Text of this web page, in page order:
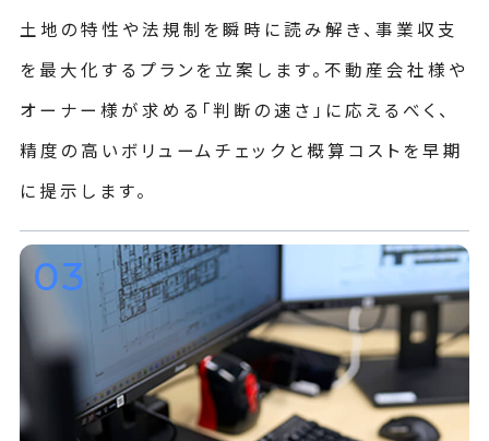
土地の特性や法規制を瞬時に読み解き、事業収支
を最大化するプランを立案します。不動産会社様や
オーナー様が求める「判断の速さ」に応えるべく、
精度の高いボリュームチェックと概算コストを早期
に提示します。
03